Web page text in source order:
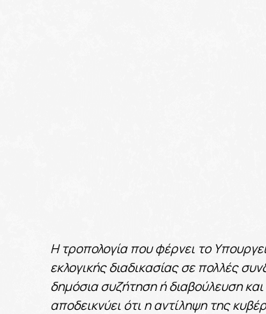
Η τροπολογία που φέρνει το
εκλογικής διαδικασίας σε πολλές
δημόσια συζήτηση ή διαβούλευση
αποδεικνύει ότι η αντίληψη της